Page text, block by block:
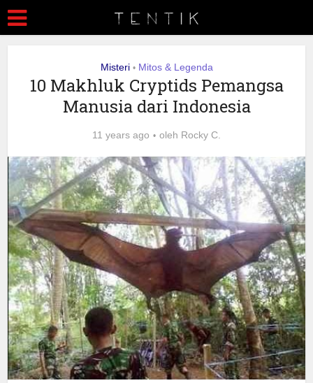
Misteri • Mitos & Legenda
10 Makhluk Cryptids Pemangsa
Manusia dari Indonesia
11 years ago oleh Rocky C.